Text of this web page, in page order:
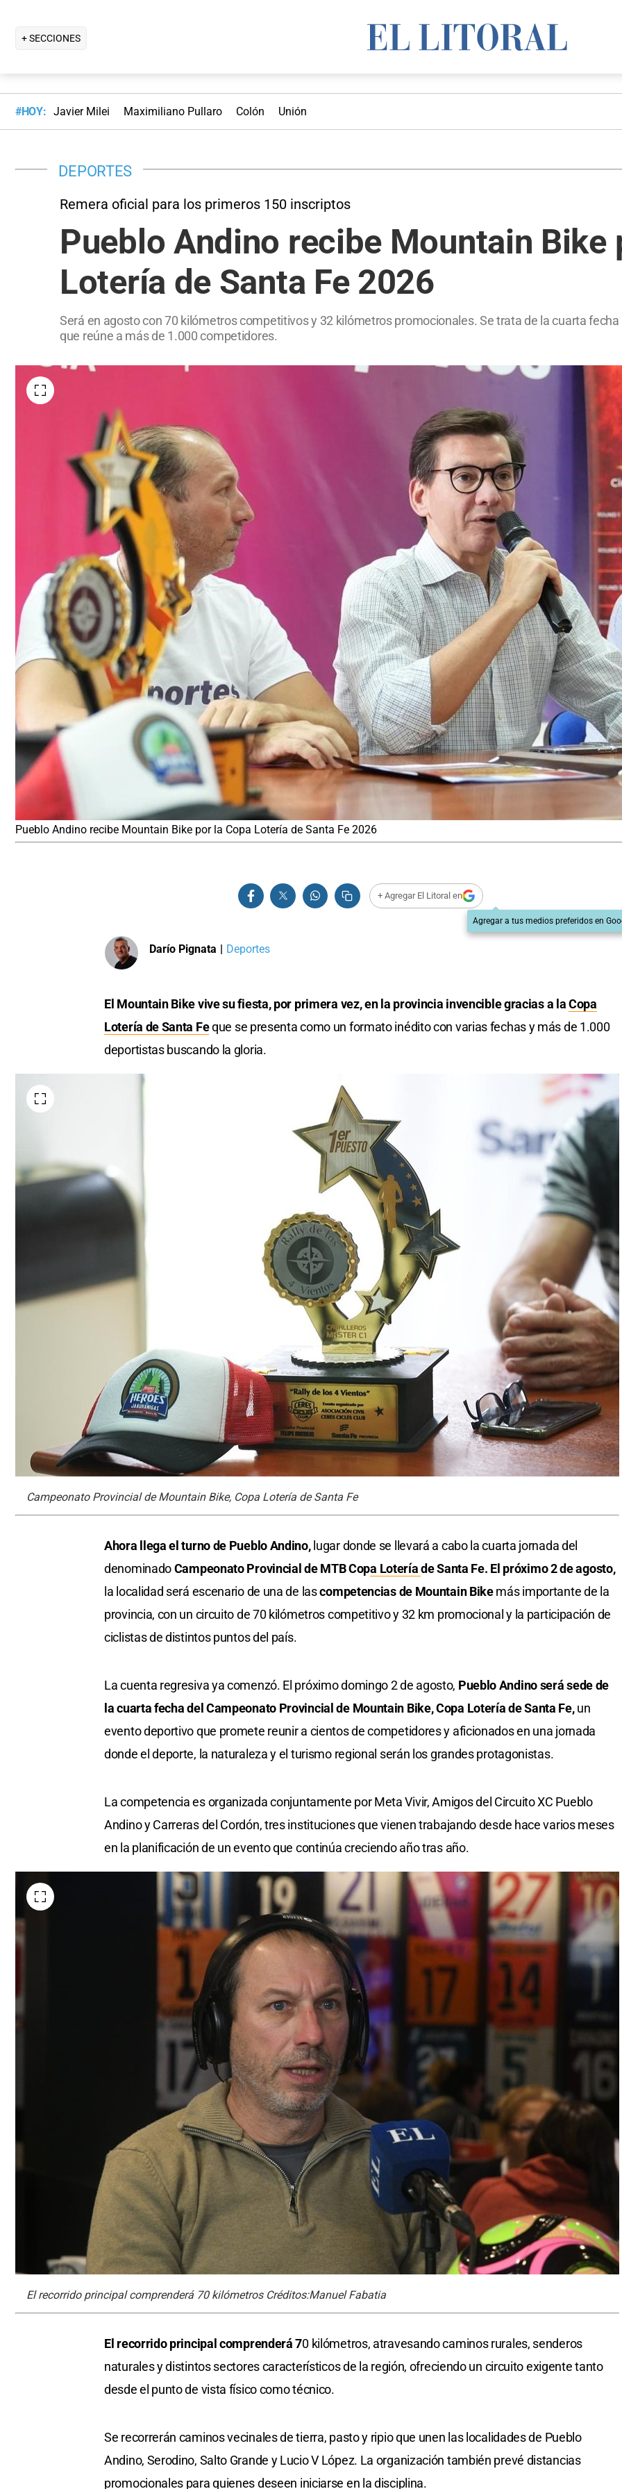
+ SECCIONES
#HOY: Javier Milei Maximiliano Pullaro Colón Unión
DEPORTES
Remera oficial para los primeros 150 inscriptos
Pueblo Andino recibe Mountain Bike
Lotería de Santa Fe 2026
Será en agosto con 70 kilómetros competitivos y 32 kilómetros promocionales. Se trata de la cuarta
que reúne a más de 1.000 competidores.
Pueblo Andino recibe Mountain Bike por la Copa Lotería de Santa Fe 2026
+ Agregar El Litoral en
Agregar a tus medios preferidos en
Darío Pignata | Deportes
El Mountain Bike vive su fiesta, por primera vez, en la provincia invencible gracias a laCopa
Lotería de Santa Feque se presenta como un formato inédito con varias fechas y más de 1.000
deportistas buscando la gloria.
Campeonato Provincial de Mountain Bike, Copa Lotería de Santa Fe
Ahora llega el turno de Pueblo Andino, lugar donde se llevará a cabo la cuarta jornada del
denominadoCampeonato Provincial de MTB Copa Loteríade Santa Fe. El próximo 2 de agosto,
la localidad será escenario de una de lascompetencias de Mountain Bikemás importante de la
provincia, con un circuito de 70 kilómetros competitivo y 32 km promocional y la participación de
ciclistas de distintos puntos del país.
La cuenta regresiva ya comenzó. El próximo domingo 2 de agosto, Pueblo Andino será sede de
la cuarta fecha del Campeonato Provincial de Mountain Bike, Copa Lotería de Santa Fe,un
evento deportivo que promete reunir a cientos de competidores y aficionados en una jornada
donde el deporte, la naturaleza y el turismo regional serán los grandes protagonistas.
La competencia es organizada conjuntamente por Meta Vivir, Amigos del Circuito XC Pueblo
Andino y Carreras del Cordón, tres instituciones que vienen trabajando desde hace varios meses
en la planificación de un evento que continúa creciendo año tras año.
El recorrido principal comprenderá 70 kilómetros Créditos:Manuel Fabatia
El recorrido principal comprenderá 70 kilómetros, atravesando caminos rurales, senderos
naturales y distintos sectores característicos de la región, ofreciendo un circuito exigente tanto
desde el punto de vista físico como técnico.
Se recorrerán caminos vecinales de tierra, pasto y ripio que unen las localidades de Pueblo
Andino, Serodino, Salto Grande y Lucio V López. La organización también prevé distancias
promocionales para quienes deseen iniciarse en la disciplina.